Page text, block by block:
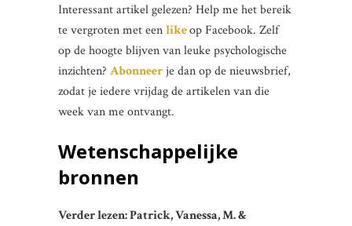
Interessant artikel gelezen? Help me het bereik
te vergroten met eenlikeop Facebook. Zelf
op de hoogte blijven van leuke psychologische
inzichten? Abonneerje dan op de nieuwsbrief,
zodat je iedere vrijdag de artikelen van die
week van me ontvangt.
Wetenschappelijke
bronnen
Verder lezen: Patrick, Vanessa, M. &